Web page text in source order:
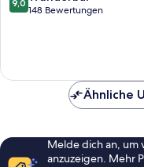
von
9,0
148 Bewertungen
Ähnliche
Melde dich an, um
anzuzeigen. Mehr